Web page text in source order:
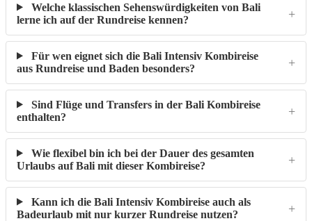
Welche klassischen Sehenswürdigkeiten von Bali
lerne ich auf der Rundreise kennen?
Für wen eignet sich die Bali Intensiv Kombireise
aus Rundreise und Baden besonders?
Sind Flüge und Transfers in der Bali Kombireise
enthalten?
Wie flexibel bin ich bei der Dauer des gesamten
Urlaubs auf Bali mit dieser Kombireise?
Kann ich die Bali Intensiv Kombireise auch als
Badeurlaub mit nur kurzer Rundreise nutzen?